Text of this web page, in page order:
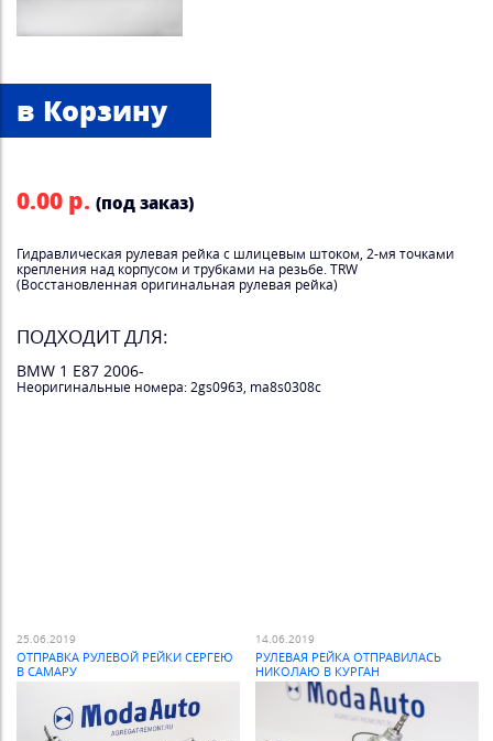
0.00 р. (под заказ)
Гидравлическая рулевая рейка с шлицевым штоком, 2-мя точками
крепления над корпусом и трубками на резьбе. TRW
(Восстановленная оригинальная рулевая рейка)
ПОДХОДИТ ДЛЯ:
BMW 1 E87 2006-
Неоригинальные номера: 2gs0963, ma8s0308c
25.06.2019
ОТПРАВКА РУЛЕВОЙ РЕЙКИ СЕРГЕЮ
В САМАРУ
14.06.2019
РУЛЕВАЯ РЕЙКА ОТПРАВИЛАСЬ
НИКОЛАЮ В КУРГАН